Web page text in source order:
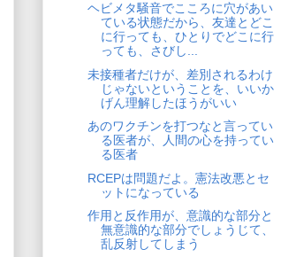
ヘビメタ騒音でこころに穴があい
ている状態だから、友達とどこ
に行っても、ひとりでどこに行
っても、さびし...
未接種者だけが、差別されるわけ
じゃないということを、いいか
げん理解したほうがいい
あのワクチンを打つなと言ってい
る医者が、人間の心を持ってい
る医者
RCEPは問題だよ。憲法改悪とセ
ットになっている
作用と反作用が、意識的な部分と
無意識的な部分でしょうじて、
乱反射してしまう